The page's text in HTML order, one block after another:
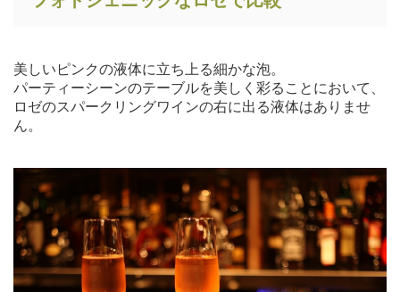
美しいピンクの液体に立ち上る細かな泡。
パーティーシーンのテーブルを美しく彩ることにおいて、
ロゼのスパークリングワインの右に出る液体はありませ
ん。